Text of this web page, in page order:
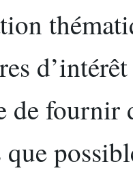
de
que